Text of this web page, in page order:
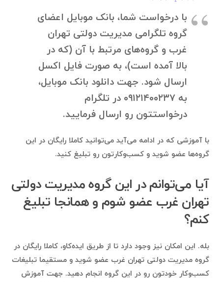
با درخواست شما، بانک موبایل اعضای
گروه تلگرامی مدیریت دولتی تهران
غرب و گروه‌های مرتبط با آن (که در
بالا آمده است)، به صورت فایل اکسل
ارسال شود. جهت دانلود بانک موبایل،
به ۰۹۱۲۱۴۰۰۲۳۷ در تلگرام
درخواستتون رو ارسال فرمایید.
با آموزشی که در ادامه می‌آید می‌توانید کاملا رایگان در این
گروه‌ها عضو شوید و کسب‌وکارتون رو تبلیغ کنید.
آیا می‌توانم در این گروه مدیریت دولتی
تهران غرب عضو شوم و همانجا تبلیغ
کنم؟
بله. این امکان نیز وجود دارد تا از طریق ایده‌کاو، کاملا رایگان در
گروه مدیریت دولتی تهران غرب عضو شوید و مستقیما تبلیغات
کسب‌وکار خودتون رو در این گروه انجام دهید. جهت آموزش